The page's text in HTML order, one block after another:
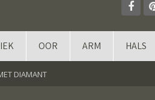
OOR ARM HALS
DIAMANT